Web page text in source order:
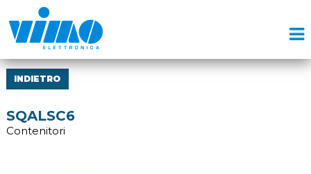
INDIETRO
SQALSC6
Contenitori